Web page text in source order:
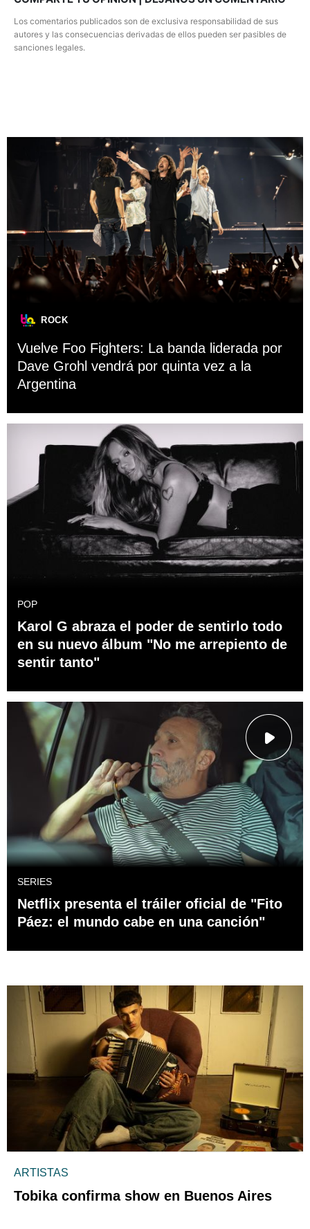
Los comentarios publicados son de exclusiva responsabilidad de sus
autores y las consecuencias derivadas de ellos pueden ser pasibles de
sanciones legales.
ROCK
Vuelve Foo Fighters: La banda liderada por
Dave Grohl vendrá por quinta vez a la
Argentina
POP
Karol G abraza el poder de sentirlo todo
en su nuevo álbum "No me arrepiento de
sentir tanto"
SERIES
Netflix presenta el tráiler oficial de "Fito
Páez: el mundo cabe en una canción"
ARTISTAS
Tobika confirma show en Buenos Aires